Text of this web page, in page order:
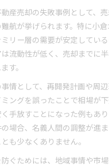
産売却の失敗事例として、
航が挙げられます。特に小
リー層の需要が安定してい
流動性が低く、売却までに
す。
情として、再開発計画や周
ングを誤ったことで相場が
手放すことになった例もあ
場合、名義人間の調整が進
も少なくありません。
ぐためには、地域事情や市